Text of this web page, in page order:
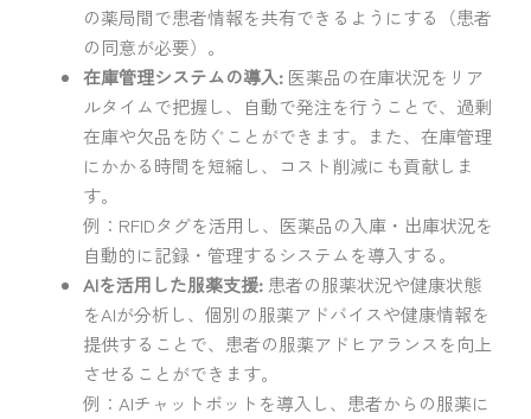
の薬局間で患者情報を共有できるようにする（患者
の同意が必要）。
在庫管理システムの導入: 医薬品の在庫状況をリア
ルタイムで把握し、自動で発注を行うことで、過剰
在庫や欠品を防ぐことができます。また、在庫管理
にかかる時間を短縮し、コスト削減にも貢献しま
す。
例：RFIDタグを活用し、医薬品の入庫・出庫状況を
自動的に記録・管理するシステムを導入する。
AIを活用した服薬支援: 患者の服薬状況や健康状態
をAIが分析し、個別の服薬アドバイスや健康情報を
提供することで、患者の服薬アドヒアランスを向上
させることができます。
例：AIチャットボットを導入し、患者からの服薬に